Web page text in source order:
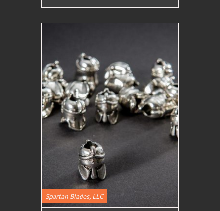
Spartan Blades, LLC